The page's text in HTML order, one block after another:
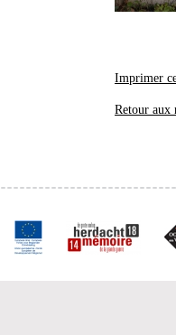
Imprimer
Retour aux